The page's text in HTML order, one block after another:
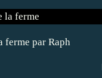
ferme par Raph